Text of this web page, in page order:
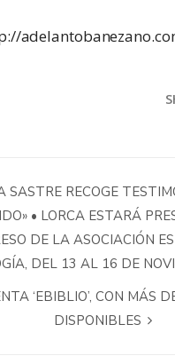
SASTRE RECOGE
• LORCA ESTARÁ
DE LA ASOCIACIÓN
DEL 13 AL 16 DE
‘EBIBLIO’, CON MÁS
DISPONIBLES